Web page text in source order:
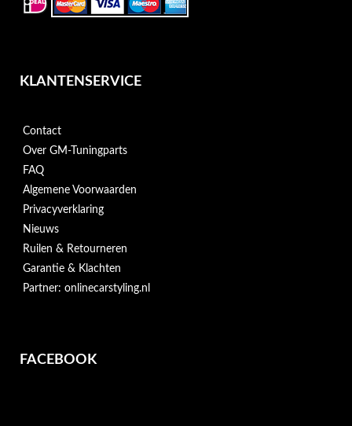
KLANTENSERVICE
Contact
Over GM-Tuningparts
FAQ
Algemene Voorwaarden
Privacyverklaring
Nieuws
Ruilen & Retourneren
Garantie & Klachten
Partner: onlinecarstyling.nl
FACEBOOK